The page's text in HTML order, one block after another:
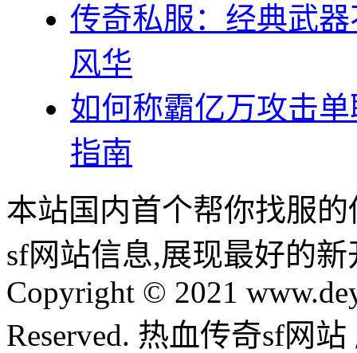
传奇私服：经典武
风华
如何称霸亿万攻击
指南
本站国内首个帮你找服
sf网站信息,展现最好的
Copyright © 2021
Reserved. 热血传奇sf网